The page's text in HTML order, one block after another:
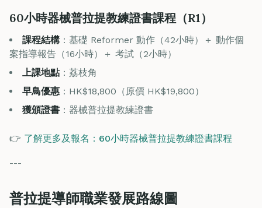
60小時器械普拉提教練證書課程（R1）
課程結構 ：基礎 Reformer 動作（42小時）＋ 動作個
案指導報告（16小時）＋ 考試（2小時）
上課地點：荔枝角
早鳥優惠 ：HK$18,800（原價 HK$19,800）
獲頒證書 ：器械普拉提教練證書
👉 了解更多及報名：60小時器械普拉提教練證書課程
---
普拉提導師職業發展路線圖